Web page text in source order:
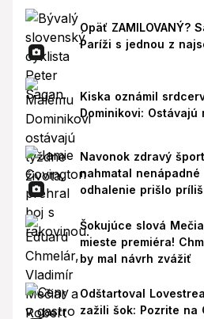
Opäť ZAMILOVANÝ?
Paríži s jednou z
Kiska oznámil
Dominikovi: Ostávajú
Navonok zdravý
nahmatal
odhalenie prišlo
Šokujúce slová
mieste premiéra!
by mal návrh zvážiť
Odštartoval
zažili šok: Pozrite na